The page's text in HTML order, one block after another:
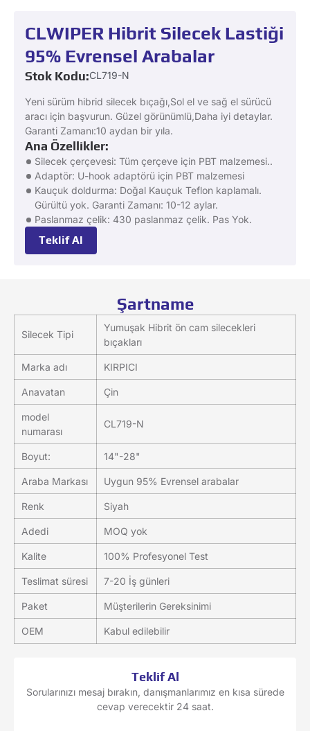
CLWIPER Hibrit Silecek Lastiği
95% Evrensel Arabalar
Stok Kodu:CL719-N
Yeni sürüm hibrid silecek bıçağı,Sol el ve sağ el sürücü
aracı için başvurun. Güzel görünümlü,Daha iyi detaylar.
Garanti Zamanı:10 aydan bir yıla.
Ana Özellikler:
Silecek çerçevesi: Tüm çerçeve için PBT malzemesi..
Adaptör: U-hook adaptörü için PBT malzemesi
Kauçuk doldurma: Doğal Kauçuk Teflon kaplamalı.
Gürültü yok. Garanti Zamanı: 10-12 aylar.
Paslanmaz çelik: 430 paslanmaz çelik. Pas Yok.
Teklif Al
Şartname
Silecek Tipi
Yumuşak Hibrit ön cam silecekleri
bıçakları
Marka adı KIRPICI
Anavatan Çin
model
numarası
CL719-N
Boyut: 14"-28"
Araba Markası Uygun 95% Evrensel arabalar
Renk Siyah
Adedi MOQ yok
Kalite 100% Profesyonel Test
Teslimat süresi 7-20 İş günleri
Paket Müşterilerin Gereksinimi
OEM Kabul edilebilir
Teklif Al
Sorularınızı mesaj bırakın, danışmanlarımız en kısa sürede
cevap verecektir 24 saat.